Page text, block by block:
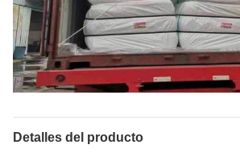
Detalles del producto